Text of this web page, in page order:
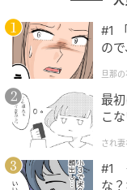
michill
#1
の
ク
旦那
最
こ
され妻
#1
な